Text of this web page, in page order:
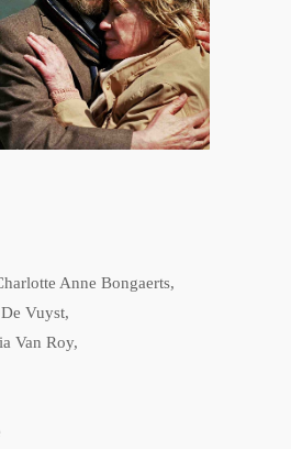
Anne Bongaerts,
Vuyst,
Van Roy,